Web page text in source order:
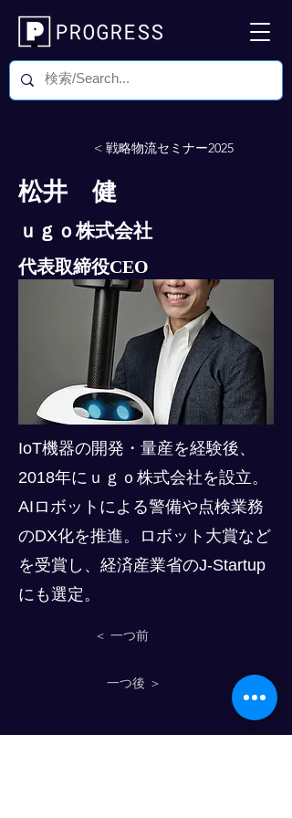
< 戦略物流セミナー2025
松井 健
ｕｇｏ株式会社
代表取締役CEO
IoT機器の開発・量産を経験後、
2018年にｕｇｏ株式会社を設立。
AIロボットによる警備や点検業務
のDX化を推進。ロボット大賞など
を受賞し、経済産業省のJ-Startup
にも選定。
＜ 一つ前
一つ後 ＞